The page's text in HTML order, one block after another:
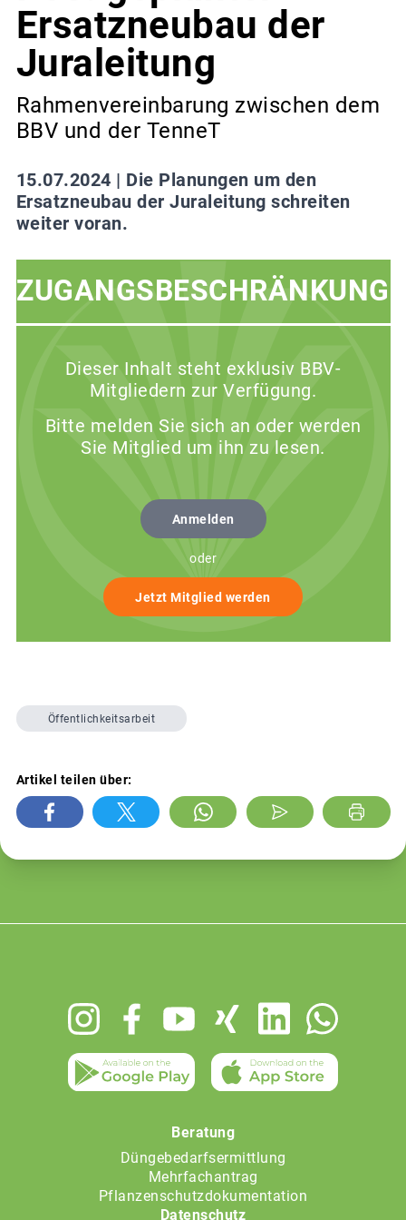
Ersatzneubau der
Juraleitung
Rahmenvereinbarung zwischen dem
BBV und der TenneT
15.07.2024 | Die Planungen um den
Ersatzneubau der Juraleitung schreiten
weiter voran.
ZUGANGSBESCHRÄNKUNG
Dieser Inhalt steht exklusiv BBV-
Mitgliedern zur Verfügung.
Bitte melden Sie sich an oder werden
Sie Mitglied um ihn zu lesen.
Anmelden
oder
Jetzt Mitglied werden
Öffentlichkeitsarbeit
Artikel teilen über:
Beratung
Düngebedarfsermittlung
Mehrfachantrag
Pflanzenschutzdokumentation
Datenschutz